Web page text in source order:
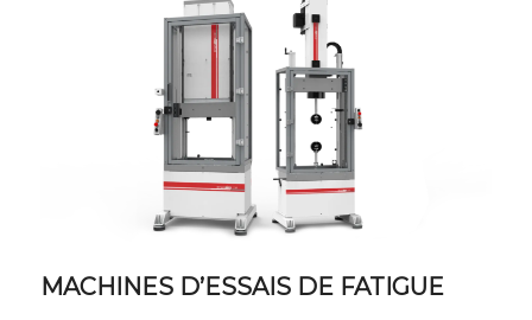
MACHINES D’ESSAIS DE FATIGUE